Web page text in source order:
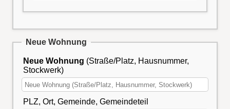
Neue Wohnung
Neue Wohnung (Straße/Platz, Hausnummer,
Stockwerk)
PLZ, Ort, Gemeinde, Gemeindeteil